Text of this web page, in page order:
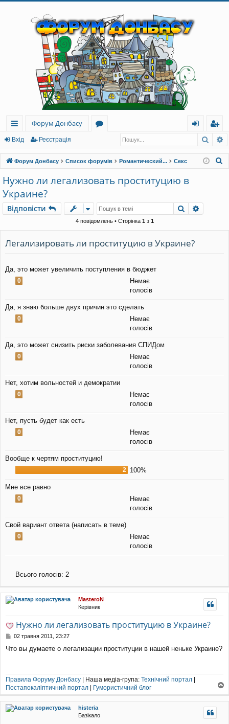
ви
дк
и
й
до
Форум Донбасу
ру
м
и
д
еє
ст
ра
Вхід Реєстрація
Форум Донбасу Список форумів Романтический... Секс
Нужно ли легализовать проституцию в
Украине?
Відповісти Пошук
4 повідомлень • Сторінка 1з 1
Легализировать ли проституцию в Украине?
Да, это может увеличить поступления в бюджет
0
Немає
голосів
Да, я знаю больше двух причин это сделать
0
Немає
голосів
Да, это может снизить риски заболевания СПИДом
0
Немає
голосів
Нет, хотим вольностей и демократии
0
Немає
голосів
Нет, пусть будет как есть
0
Немає
голосів
Вообще к чертям проституцию!
2 100%
Мне все равно
0
Немає
голосів
Свой вариант ответа (написать в теме)
0
Немає
голосів
Всього голосів: 2
MasteroN
Керівник
Нужно ли легализовать проституцию в Украине?
П
в
м
л
е
н
н
02 травня 2011, 23:27
Что вы думаете о легализации проституции в нашей неньке Украине?
Правила Форуму Донбасу | Наша медіа-група: Технічний портал
Постапокаліптичний портал
Гумористичний блог
о
г
histeria
Базікало